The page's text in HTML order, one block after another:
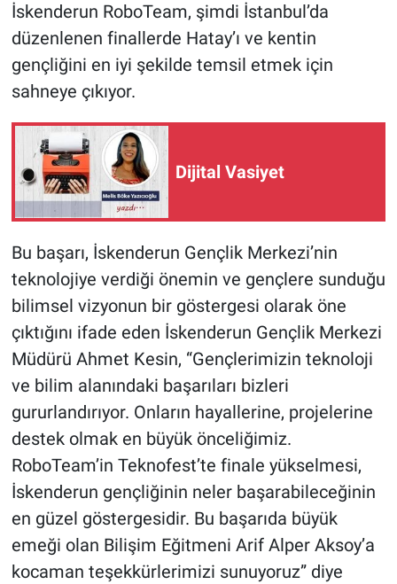
İskenderun RoboTeam, şimdi İstanbul’da
düzenlenen finallerde Hatay’ı ve kentin
gençliğini en iyi şekilde temsil etmek için
sahneye çıkıyor.
Dijital Vasiyet
Bu başarı, İskenderun Gençlik Merkezi’nin
teknolojiye verdiği önemin ve gençlere sunduğu
bilimsel vizyonun bir göstergesi olarak öne
çıktığını ifade eden İskenderun Gençlik Merkezi
Müdürü Ahmet Kesin, “Gençlerimizin teknoloji
ve bilim alanındaki başarıları bizleri
gururlandırıyor. Onların hayallerine, projelerine
destek olmak en büyük önceliğimiz.
RoboTeam’in Teknofest’te finale yükselmesi,
İskenderun gençliğinin neler başarabileceğinin
en güzel göstergesidir. Bu başarıda büyük
emeği olan Bilişim Eğitmeni Arif Alper Aksoy’a
kocaman teşekkürlerimizi sunuyoruz” diye